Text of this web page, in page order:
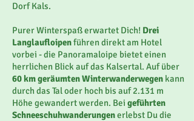
Dorf Kals.
Purer Winterspaß erwartet Dich! Drei
Langlaufloipenführen direkt am Hotel
vorbei - die Panoramaloipe bietet einen
herrlichen Blick auf das Kalsertal. Auf über
60 km geräumten Winterwanderwegen kann
durch das Tal oder hoch bis auf 2.131 m
Höhe gewandert werden. Bei geführten
Schneeschuhwanderungenerlebst Du die